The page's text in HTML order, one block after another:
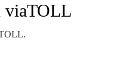
viaTOLL